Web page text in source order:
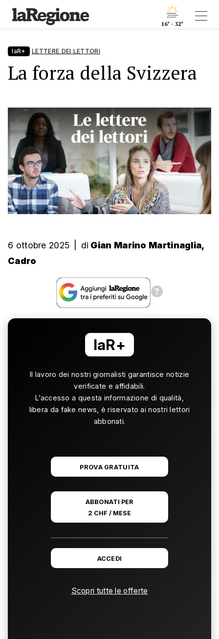
16° - 32°
laR+ LETTERE DEI LETTORI
La forza della Svizzera
6 ottobre 2025 di Gian Marino Martinaglia,
Cadro
laR+
Il lavoro dei nostri giornalisti garantisce notizie
verificate e affidabili.
L’accesso a questa informazione di qualità,
libera da fake news, è riservato ai nostri lettori
abbonati.
PROVA GRATUITA
ABBONATI PER
2 CHF / MESE
ACCEDI
Scopri tutte le offerte